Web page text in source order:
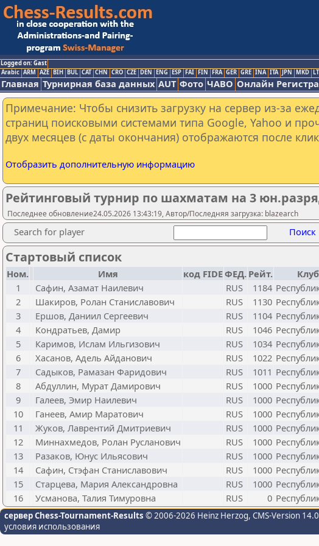
Logged on: Gast
Arabic ARM AZE BIH BUL CAT CHN CRO CZE DEN ENG ESP FAI FIN FRA GER GRE INA ITA JPN MKD
Главная Турнирная база данных AUT Фото ЧАВО Онлайн
Примечание: Чтобы снизить загрузку на сервер из-за
страниц поисковыми системами типа Google, Yahoo и
двух месяцев (с даты окончания) отображаются после
Отобразить дополнительную информацию
Рейтинговый турнир по шахматам на 3
Последнее обновление24.05.2026 13:43:19, Автор/Последняя загрузка: blazearch
Search for player Поиск
Стартовый список
Ном. Имя код FIDEФЕД. Рейт.
1
Сафин, Азамат Наилевич RUS 1184
2
Шакиров, Ролан Станиславович RUS 1130
3
Ершов, Даниил Сергеевич RUS 1104
4
Кондратьев, Дамир RUS 1046
5
Каримов, Ислам Ильгизович RUS 1034
6
Хасанов, Адель Айданович RUS 1022
7
Садыков, Рамазан Фаридович RUS 1011
8
Абдуллин, Мурат Дамирович RUS 1000
9
Галеев, Эмир Наилевич RUS 1000
10
Ганеев, Амир Маратович RUS 1000
11
Жуков, Лаврентий Дмитриевич RUS 1000
12
Миннахмедов, Ролан Русланович RUS 1000
13
Разаков, Юнус Ильясович RUS 1000
14
Сафин, Стэфан Станиславович RUS 1000
15
Старцева, Мария Александровна RUS 1000
16
Усманова, Талия Тимуровна RUS 0
сервер Chess-Tournament-Results © 2006-2026 Heinz Herzog, CMS-Version
условия использования